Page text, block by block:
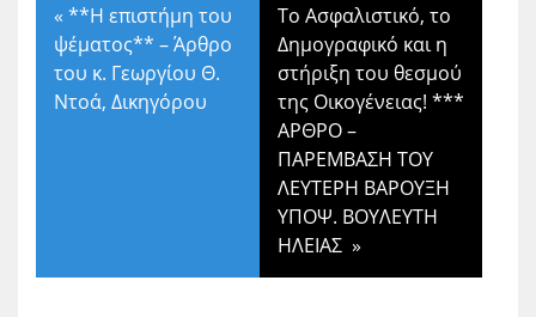
« **Η επιστήμη του
ψέματος** – Άρθρο
του κ. Γεωργίου Θ.
Ντοά, Δικηγόρου
Το Ασφαλιστικό, το
Δημογραφικό και η
στήριξη του θεσμού
της Οικογένειας! ***
ΑΡΘΡΟ –
ΠΑΡΕΜΒΑΣΗ ΤΟΥ
ΛΕΥΤΕΡΗ ΒΑΡΟΥΞΗ
ΥΠΟΨ. ΒΟΥΛΕΥΤΗ
ΗΛΕΙΑΣ »